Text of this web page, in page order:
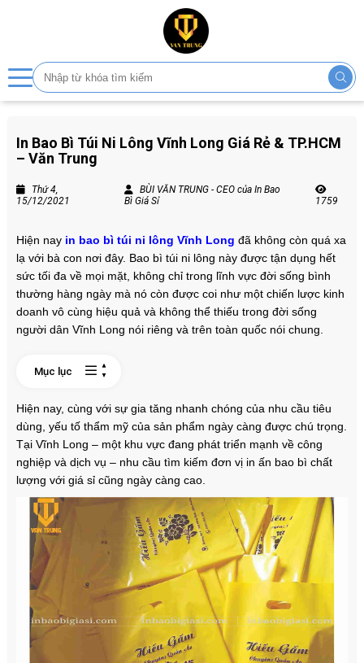
In Bao Bì Túi Ni Lông Vĩnh Long Giá Rẻ & TP.HCM
– Văn Trung
Thứ 4,
15/12/2021
BÙI VĂN TRUNG - CEO của In Bao
Bì Giá Sỉ
1759
Hiện nay in bao bì túi ni lông Vĩnh Long đã không còn quá xa
lạ với bà con nơi đây. Bao bì túi ni lông này được tận dụng hết
sức tối đa về mọi mặt, không chỉ trong lĩnh vực đời sống bình
thường hàng ngày mà nó còn được coi như một chiến lược kinh
doanh vô cùng hiệu quả và không thể thiếu trong đời sống
người dân Vĩnh Long nói riêng và trên toàn quốc nói chung.
Mục lục
Hiện nay, cùng với sự gia tăng nhanh chóng của nhu cầu tiêu
dùng, yếu tố thẩm mỹ của sản phẩm ngày càng được chú trọng.
Tại Vĩnh Long – một khu vực đang phát triển mạnh về công
nghiệp và dịch vụ – nhu cầu tìm kiếm đơn vị in ấn bao bì chất
lượng với giá sỉ cũng ngày càng cao.